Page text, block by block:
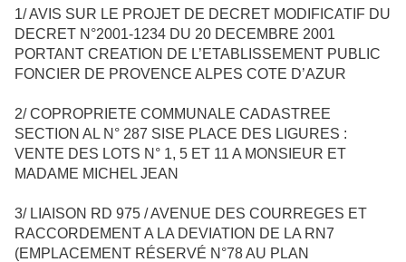
1/ AVIS SUR LE PROJET DE DECRET MODIFICATIF DU
DECRET N°2001-1234 DU 20 DECEMBRE 2001
PORTANT CREATION DE L’ETABLISSEMENT PUBLIC
FONCIER DE PROVENCE ALPES COTE D’AZUR
2/ COPROPRIETE COMMUNALE CADASTREE
SECTION AL N° 287 SISE PLACE DES LIGURES :
VENTE DES LOTS N° 1, 5 ET 11 A MONSIEUR ET
MADAME MICHEL JEAN
3/ LIAISON RD 975 / AVENUE DES COURREGES ET
RACCORDEMENT A LA DEVIATION DE LA RN7
(EMPLACEMENT RÉSERVÉ N°78 AU PLAN